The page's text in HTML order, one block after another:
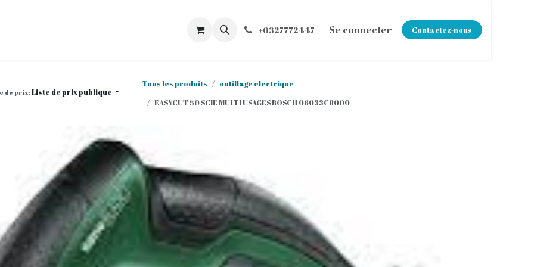
Catalogues Contactez-nous
+0327772447 Se connecter Contactez-nous
de prix: Liste de prix publique
Tous les produits
outillage electrique
EASYCUT 50 SCIE MULTI USAGES BOSCH 06033C8000